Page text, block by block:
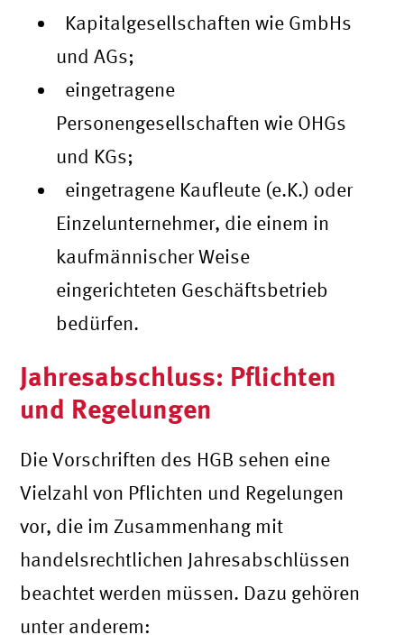
Kapitalgesellschaften wie GmbHs
und AGs;
eingetragene
Personengesellschaften wie OHGs
und KGs;
eingetragene Kaufleute (e.K.) oder
Einzelunternehmer, die einem in
kaufmännischer Weise
eingerichteten Geschäftsbetrieb
bedürfen.
Jahresabschluss: Pflichten
und Regelungen
Die Vorschriften des HGB sehen eine
Vielzahl von Pflichten und Regelungen
vor, die im Zusammenhang mit
handelsrechtlichen Jahresabschlüssen
beachtet werden müssen. Dazu gehören
unter anderem: